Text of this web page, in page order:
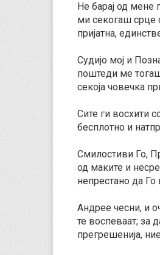
Не барај од мене
ми секогаш срце
пријатна,
Судијо мој и
поштеди ме
секоја човечка
Сите ги восхити
бесплотно и
Смилостиви Го,
од маките и
непрестано да Го
Андрее чесни, и
те воспеваат; за
прегрешенија,